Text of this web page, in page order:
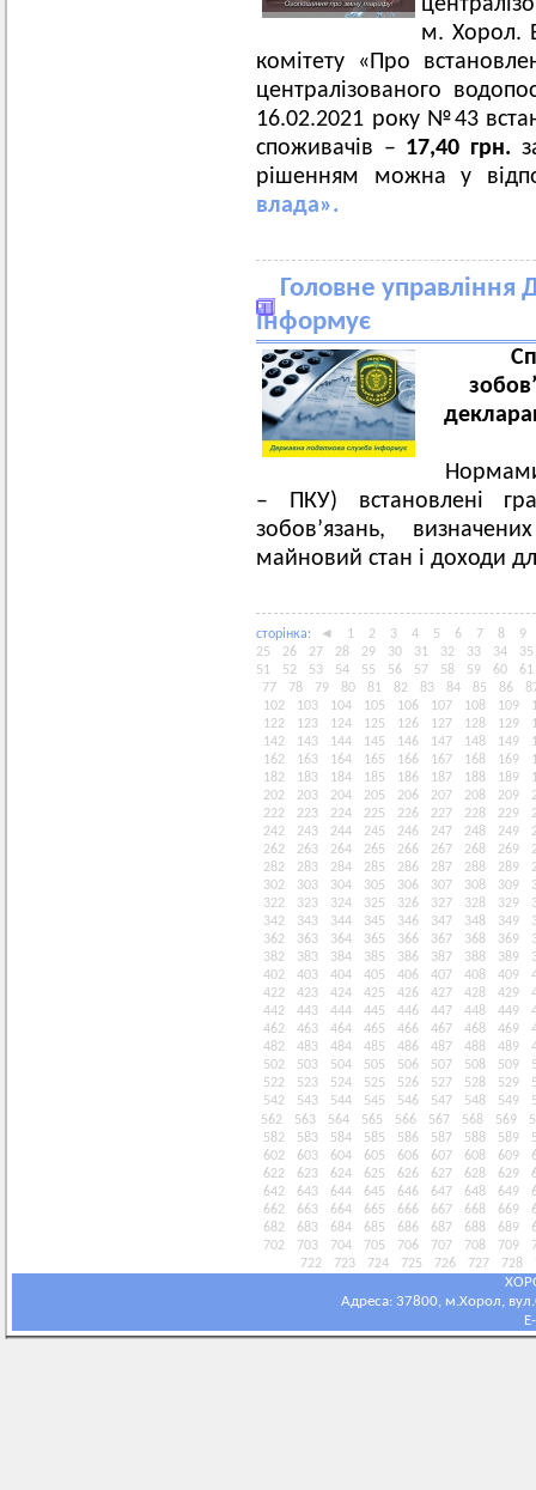
м. Хорол.
комітету «Про
централізованого
16.02.2021 року №43
споживачів – 17,40 грн.
рішенням можна у
влада».
Головне управління
інформує
– ПКУ) встановлені
зобов’язань,
майновий стан і доходи
сторiнка: ◄ 1 2 3 4 5 6 7 8
9
25
26 27 28 29 30 31 32 33 34
35
51
52 53 54 55 56 57 58 59 60
61
77
78 79 80 81 82 83 84 85 86
102
103 104 105 106 107 108 109
122
123 124 125 126 127 128 129
142
143 144 145 146 147 148 149
162
163 164 165 166 167 168 169
182
183 184 185 186 187 188 189
202
203 204 205 206 207 208 209
222
223 224 225 226 227 228 229
242
243 244 245 246 247 248 249
262
263 264 265 266 267 268 269
282
283 284 285 286 287 288 289
302
303 304 305 306 307 308 309
322
323 324 325 326 327 328 329
342
343 344 345 346 347 348 349
362
363 364 365 366 367 368 369
382
383 384 385 386 387 388 389
402
403 404 405 406 407 408 409
422
423 424 425 426 427 428 429
442
443 444 445 446 447 448 449
462
463 464 465 466 467 468 469
482
483 484 485 486 487 488 489
502
503 504 505 506 507 508 509
522
523 524 525 526 527 528 529
542
543 544 545 546 547 548 549
562
563 564 565 566 567 568 569
582
583 584 585 586 587 588 589
602
603 604 605 606 607 608 609
622
623 624 625 626 627 628 629
642
643 644 645 646 647 648 649
662
663 664 665 666 667 668 669
682
683 684 685 686 687 688 689
702
703 704 705 706 707 708 709
722
723 724 725 726 727 728
Адреса: 37800, м.Хорол,